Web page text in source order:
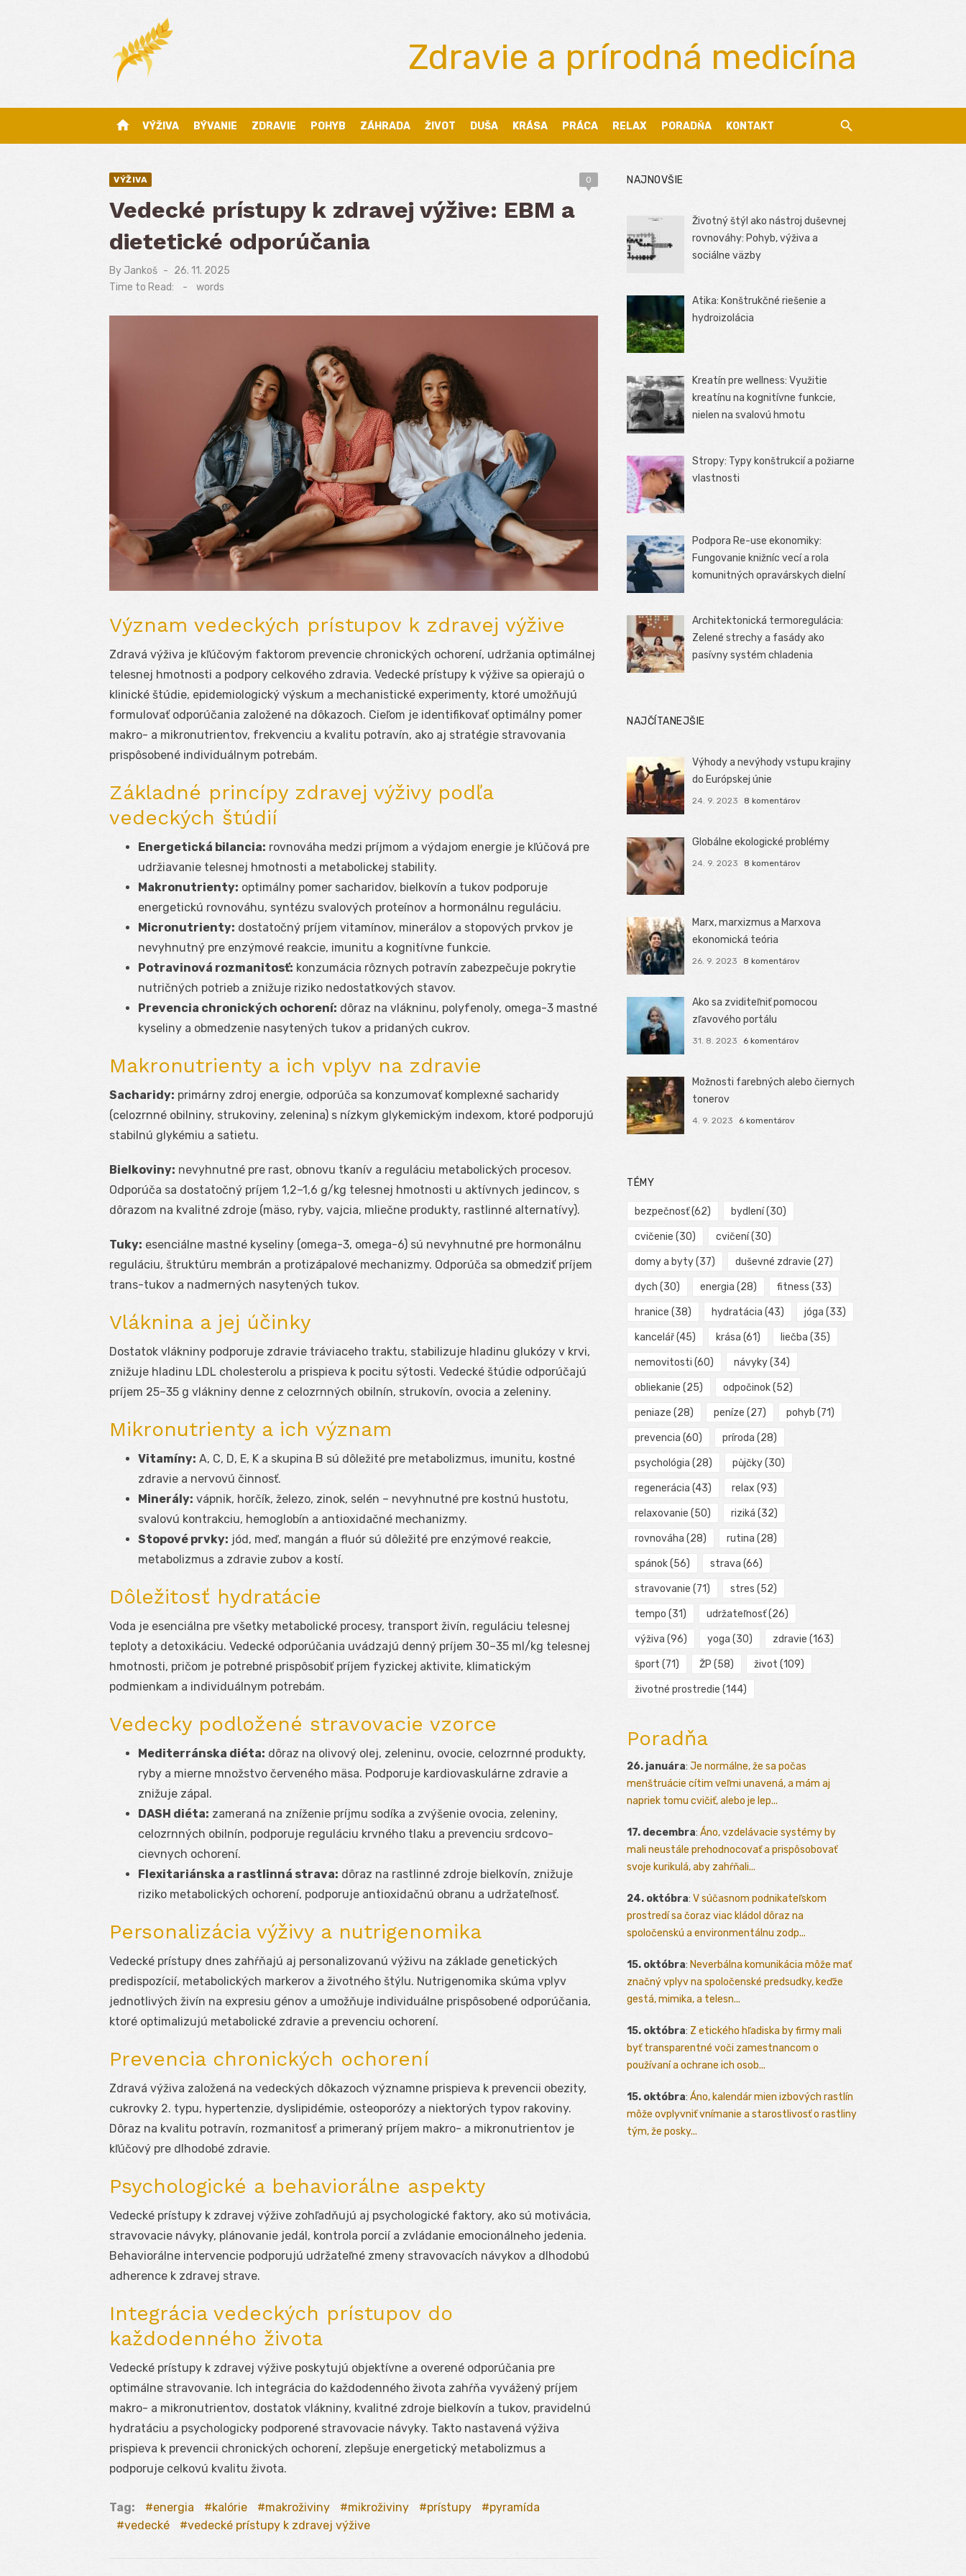
Zdravie a prírodná medicína
home VÝŽIVA BÝVANIE ZDRAVIE POHYB ZÁHRADA ŽIVOT DUŠA KRÁSA PRÁCA RELAX PORADŇA KONTAKT
VÝŽIVA 0
Vedecké prístupy k zdravej výžive: EBM a
dietetické odporúčania
By Jankoš
Posted
26. 11. 2025
Time to Read:
- words
Význam vedeckých prístupov k zdravej výžive
Zdravá výživa je kľúčovým faktorom prevencie chronických ochorení, udržania optimálnej
telesnej hmotnosti a podpory celkového zdravia. Vedecké prístupy k výžive sa opierajú o
klinické štúdie, epidemiologický výskum a mechanistické experimenty, ktoré umožňujú
formulovať odporúčania založené na dôkazoch. Cieľom je identifikovať optimálny pomer
makro- a mikronutrientov, frekvenciu a kvalitu potravín, ako aj stratégie stravovania
prispôsobené individuálnym potrebám.
Základné princípy zdravej výživy podľa
vedeckých štúdií
Energetická bilancia: rovnováha medzi príjmom a výdajom energie je kľúčová pre
udržiavanie telesnej hmotnosti a metabolickej stability.
Makronutrienty: optimálny pomer sacharidov, bielkovín a tukov podporuje
energetickú rovnováhu, syntézu svalových proteínov a hormonálnu reguláciu.
Micronutrienty: dostatočný príjem vitamínov, minerálov a stopových prvkov je
nevyhnutný pre enzýmové reakcie, imunitu a kognitívne funkcie.
Potravinová rozmanitosť: konzumácia rôznych potravín zabezpečuje pokrytie
nutričných potrieb a znižuje riziko nedostatkových stavov.
Prevencia chronických ochorení: dôraz na vlákninu, polyfenoly, omega-3 mastné
kyseliny a obmedzenie nasytených tukov a pridaných cukrov.
Makronutrienty a ich vplyv na zdravie
Sacharidy: primárny zdroj energie, odporúča sa konzumovať komplexné sacharidy
(celozrnné obilniny, strukoviny, zelenina) s nízkym glykemickým indexom, ktoré podporujú
stabilnú glykémiu a satietu.
Bielkoviny: nevyhnutné pre rast, obnovu tkanív a reguláciu metabolických procesov.
Odporúča sa dostatočný príjem 1,2–1,6 g/kg telesnej hmotnosti u aktívnych jedincov, s
dôrazom na kvalitné zdroje (mäso, ryby, vajcia, mliečne produkty, rastlinné alternatívy).
Tuky: esenciálne mastné kyseliny (omega-3, omega-6) sú nevyhnutné pre hormonálnu
reguláciu, štruktúru membrán a protizápalové mechanizmy. Odporúča sa obmedziť príjem
trans-tukov a nadmerných nasytených tukov.
Vláknina a jej účinky
Dostatok vlákniny podporuje zdravie tráviaceho traktu, stabilizuje hladinu glukózy v krvi,
znižuje hladinu LDL cholesterolu a prispieva k pocitu sýtosti. Vedecké štúdie odporúčajú
príjem 25–35 g vlákniny denne z celozrnných obilnín, strukovín, ovocia a zeleniny.
Mikronutrienty a ich význam
Vitamíny: A, C, D, E, K a skupina B sú dôležité pre metabolizmus, imunitu, kostné
zdravie a nervovú činnosť.
Minerály: vápnik, horčík, železo, zinok, selén – nevyhnutné pre kostnú hustotu,
svalovú kontrakciu, hemoglobín a antioxidačné mechanizmy.
Stopové prvky: jód, meď, mangán a fluór sú dôležité pre enzýmové reakcie,
metabolizmus a zdravie zubov a kostí.
Dôležitosť hydratácie
Voda je esenciálna pre všetky metabolické procesy, transport živín, reguláciu telesnej
teploty a detoxikáciu. Vedecké odporúčania uvádzajú denný príjem 30–35 ml/kg telesnej
hmotnosti, pričom je potrebné prispôsobiť príjem fyzickej aktivite, klimatickým
podmienkam a individuálnym potrebám.
Vedecky podložené stravovacie vzorce
Mediterránska diéta: dôraz na olivový olej, zeleninu, ovocie, celozrnné produkty,
ryby a mierne množstvo červeného mäsa. Podporuje kardiovaskulárne zdravie a
znižuje zápal.
DASH diéta: zameraná na zníženie príjmu sodíka a zvýšenie ovocia, zeleniny,
celozrnných obilnín, podporuje reguláciu krvného tlaku a prevenciu srdcovo-
cievnych ochorení.
Flexitariánska a rastlinná strava: dôraz na rastlinné zdroje bielkovín, znižuje
riziko metabolických ochorení, podporuje antioxidačnú obranu a udržateľnosť.
Personalizácia výživy a nutrigenomika
Vedecké prístupy dnes zahŕňajú aj personalizovanú výživu na základe genetických
predispozícií, metabolických markerov a životného štýlu. Nutrigenomika skúma vplyv
jednotlivých živín na expresiu génov a umožňuje individuálne prispôsobené odporúčania,
ktoré optimalizujú metabolické zdravie a prevenciu ochorení.
Prevencia chronických ochorení
Zdravá výživa založená na vedeckých dôkazoch významne prispieva k prevencii obezity,
cukrovky 2. typu, hypertenzie, dyslipidémie, osteoporózy a niektorých typov rakoviny.
Dôraz na kvalitu potravín, rozmanitosť a primeraný príjem makro- a mikronutrientov je
kľúčový pre dlhodobé zdravie.
Psychologické a behaviorálne aspekty
Vedecké prístupy k zdravej výžive zohľadňujú aj psychologické faktory, ako sú motivácia,
stravovacie návyky, plánovanie jedál, kontrola porcií a zvládanie emocionálneho jedenia.
Behaviorálne intervencie podporujú udržateľné zmeny stravovacích návykov a dlhodobú
adherence k zdravej strave.
Integrácia vedeckých prístupov do
každodenného života
Vedecké prístupy k zdravej výžive poskytujú objektívne a overené odporúčania pre
optimálne stravovanie. Ich integrácia do každodenného života zahŕňa vyvážený príjem
makro- a mikronutrientov, dostatok vlákniny, kvalitné zdroje bielkovín a tukov, pravidelnú
hydratáciu a psychologicky podporené stravovacie návyky. Takto nastavená výživa
prispieva k prevencii chronických ochorení, zlepšuje energetický metabolizmus a
podporuje celkovú kvalitu života.
Tag: energia kalórie makroživiny mikroživiny prístupy
pyramída
vedecké
vedecké prístupy k zdravej výžive
NAJNOVŠIE
Životný štýl ako nástroj duševnej
rovnováhy: Pohyb, výživa a
sociálne väzby
Atika: Konštrukčné riešenie a
hydroizolácia
Kreatín pre wellness: Využitie
kreatínu na kognitívne funkcie,
nielen na svalovú hmotu
Stropy: Typy konštrukcií a požiarne
vlastnosti
Podpora Re-use ekonomiky:
Fungovanie knižníc vecí a rola
komunitných opravárskych dielní
Architektonická termoregulácia:
Zelené strechy a fasády ako
pasívny systém chladenia
NAJČÍTANEJŠIE
Výhody a nevýhody vstupu krajiny
do Európskej únie
24. 9. 2023 8 komentárov
Globálne ekologické problémy
24. 9. 2023 8 komentárov
Marx, marxizmus a Marxova
ekonomická teória
26. 9. 2023 8 komentárov
Ako sa zviditeľniť pomocou
zľavového portálu
31. 8. 2023 6 komentárov
Možnosti farebných alebo čiernych
tonerov
4. 9. 2023 6 komentárov
TÉMY
bezpečnosť(62) bydlení(30)
cvičenie (30) cvičení(30)
domy a byty(37) duševné zdravie (27)
dych (30) energia (28) fitness (33)
hranice (38) hydratácia (43) jóga (33)
kancelář(45) krása (61) liečba (35)
nemovitosti (60) návyky(34)
obliekanie (25) odpočinok(52)
peniaze (28) peníze (27) pohyb (71)
prevencia (60) príroda (28)
psychológia (28) půjčky(30)
regenerácia (43) relax (93)
relaxovanie (50) riziká (32)
rovnováha (28) rutina (28)
spánok(56) strava (66)
stravovanie (71) stres (52)
tempo (31) udržateľnosť(26)
výživa (96) yoga (30) zdravie (163)
šport (71) ŽP (58) život (109)
životné prostredie (144)
Poradňa
26. januára: Je normálne, že sa počas
menštruácie cítim veľmi unavená, a mám aj
napriek tomu cvičiť, alebo je lep...
17. decembra: Áno, vzdelávacie systémy by
mali neustále prehodnocovať a prispôsobovať
svoje kurikulá, aby zahŕňali...
24. októbra: V súčasnom podnikateľskom
prostredí sa čoraz viac kládol dôraz na
spoločenskú a environmentálnu zodp...
15. októbra: Neverbálna komunikácia môže mať
značný vplyv na spoločenské predsudky, keďže
gestá, mimika, a telesn...
15. októbra: Z etického hľadiska by firmy mali
byť transparentné voči zamestnancom o
používaní a ochrane ich osob...
15. októbra: Áno, kalendár mien izbových rastlín
môže ovplyvniť vnímanie a starostlivosť o rastliny
tým, že posky...